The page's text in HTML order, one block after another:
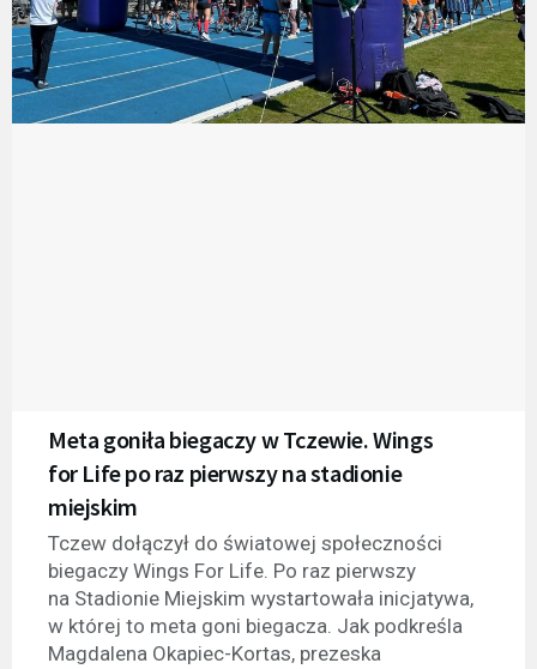
Meta goniła biegaczy w Tczewie. Wings
for Life po raz pierwszy na stadionie
miejskim
Tczew dołączył do światowej społeczności
biegaczy Wings For Life. Po raz pierwszy
na Stadionie Miejskim wystartowała inicjatywa,
w której to meta goni biegacza. Jak podkreśla
Magdalena Okapiec-Kortas, prezeska